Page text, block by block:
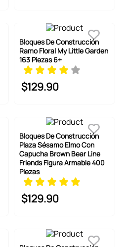
Bloques De Construcción
Ramo Floral My Little Garden
163 Piezas 6+
$129.90
Bloques De Construcción
Plaza Sésamo Elmo Con
Capucha Brown Bear Line
Friends Figura Armable 400
Piezas
$129.90